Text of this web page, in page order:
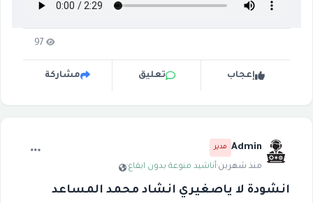
97
إعجاب تعليق مشاركة
Admin مدير
منذ شهرين·أناشيد منوعة بدون ايقاع·
انشودة لا ياصغيري انشاد محمد المساعد